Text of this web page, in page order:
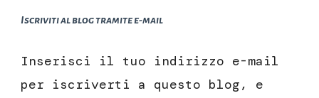
Iscriviti al blog tramite e-mail
Inserisci il tuo indirizzo e-mail
per iscriverti a questo blog, e